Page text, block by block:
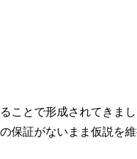
ことで形成されてきまし
保証がないまま仮説を